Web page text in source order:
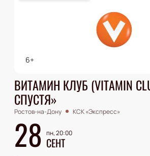
6+
ВИТАМИН КЛУБ (VITAMIN
СПУСТЯ»
Ростов-на-Дону КСК «Экспресс»
28 пн, 20:00
СЕНТ